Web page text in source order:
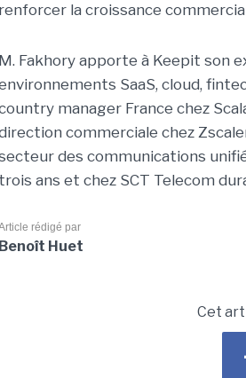
renforcer la croissance
M. Fakhory apporte à Keepit son
SaaS, cloud,
manager France chez
commerciale chez
des communications
trois ans et chez SCT Telecom
rédigé par
Benoît Huet
Cet